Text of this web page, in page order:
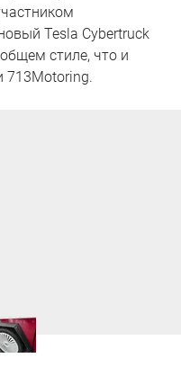
Tesla Cybertruck
стиле, что и
713Motoring.